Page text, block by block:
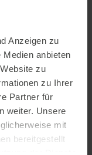
Anzeigen zu
anbieten
zu
zu Ihrer
Partner für
weiter. Unsere
mit
bereitgestellt
der Dienste
die
Für ganz kleine
Damit
die